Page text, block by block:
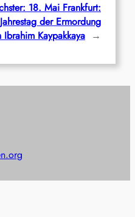
18. Mai Frankfurt:
der Ermordung
Ibrahim Kaypakkaya →